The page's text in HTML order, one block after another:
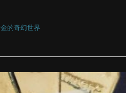
金的奇幻世界